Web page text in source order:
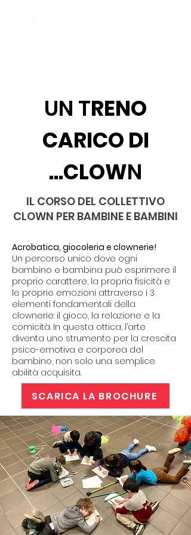
UN TRENO
CARICO DI
...CLOWN
IL CORSO DEL COLLETTIVO
CLOWN PER BAMBINE E BAMBINI
Acrobatica, giocoleria e clownerie!
Un percorso unico dove ogni
bambino e bambina può esprimere il
proprio carattere, la propria fisicità e
le proprie emozioni attraverso i 3
elementi fondamentali della
clownerie: il gioco, la relazione e la
comicità. In questa ottica, l’arte
diventa uno strumento per la crescita
psico-emotiva e corporea del
bambino, non solo una semplice
abilità acquisita.
SCARICA LA BROCHURE